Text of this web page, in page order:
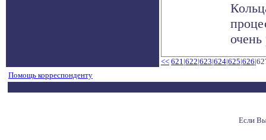
<< 621|622|623|624|625|626
Помощь корреспонденту
Если